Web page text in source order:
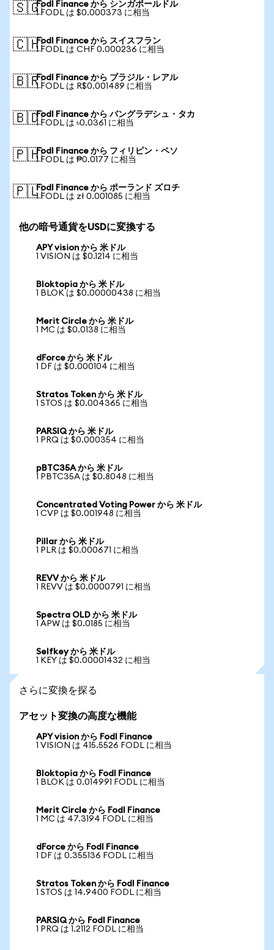
🇸🇬Fodl Finance から シンガポールドル
1 FODL は $0.000373 に相当
🇨🇭Fodl Finance から スイスフラン
1 FODL は CHF 0.000236 に相当
🇧🇷Fodl Finance から ブラジル・レアル
1 FODL は R$0.001489 に相当
🇧🇩Fodl Finance から バングラデシュ・タカ
1 FODL は ৳0.0361 に相当
🇵🇭Fodl Finance から フィリピン・ペソ
1 FODL は ₱0.0177 に相当
🇵🇱Fodl Finance から ポーランド ズロチ
1 FODL は zł 0.001085 に相当
他の暗号通貨をUSDに変換する
APY vision から 米ドル
1 VISION は $0.1214 に相当
Bloktopia から 米ドル
1 BLOK は $0.00000438 に相当
Merit Circle から 米ドル
1 MC は $0.0138 に相当
dForce から 米ドル
1 DF は $0.000104 に相当
Stratos Token から 米ドル
1 STOS は $0.004365 に相当
PARSIQ から 米ドル
1 PRQ は $0.000354 に相当
pBTC35A から 米ドル
1 PBTC35A は $0.8048 に相当
Concentrated Voting Power から 米ドル
1 CVP は $0.001948 に相当
Pillar から 米ドル
1 PLR は $0.000671 に相当
REVV から 米ドル
1 REVV は $0.0000791 に相当
Spectra OLD から 米ドル
1 APW は $0.0185 に相当
Selfkey から 米ドル
1 KEY は $0.00001432 に相当
さらに変換を探る
アセット変換の高度な機能
APY vision から Fodl Finance
1 VISION は 415.5526 FODL に相当
Bloktopia から Fodl Finance
1 BLOK は 0.014991 FODL に相当
Merit Circle から Fodl Finance
1 MC は 47.3194 FODL に相当
dForce から Fodl Finance
1 DF は 0.355136 FODL に相当
Stratos Token から Fodl Finance
1 STOS は 14.9400 FODL に相当
PARSIQ から Fodl Finance
1 PRQ は 1.2112 FODL に相当